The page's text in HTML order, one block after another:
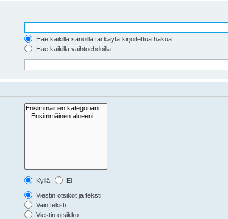
Hae kaikilla sanoilla tai käytä kirjoitettua hakua
Hae kaikilla vaihtoehdoilla
Kyllä
Ei
Viestin otsikot ja teksti
Vain teksti
Viestin otsikko